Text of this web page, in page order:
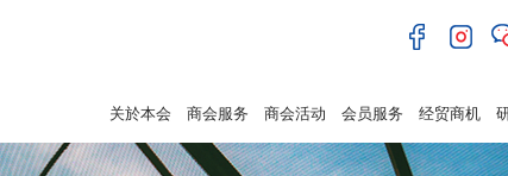
关於本会 商会服务 商会活动 会员服务 经贸商机